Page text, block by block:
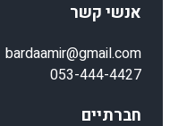
אנשי קשר
bardaamir@gmail.com
053-444-4427
חברתיים